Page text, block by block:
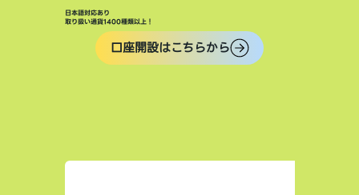
日本語対応あり
取り扱い通貨1400種類以上！
口座開設はこちらから